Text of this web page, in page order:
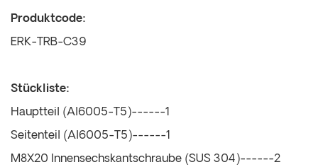
Produktcode:
ERK-TRB-C39
Stückliste:
Hauptteil (Al6005-T5)------1
Seitenteil (Al6005-T5)------1
M8X20 Innensechskantschraube (SUS 304)------2